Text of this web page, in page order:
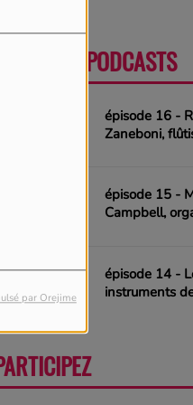
par Orejime
DERNIERS PODCASTS
épisode 16 -
Zaneboni,
épisode 15 -
Campbell,
épisode 14 -
instruments